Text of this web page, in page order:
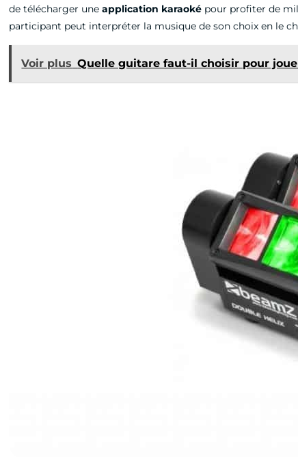
de télécharger uneapplication karaoké pour profiter de
participant peut interpréter la musique de son choix en le
Voir plus Quelle guitare faut-il choisir pour